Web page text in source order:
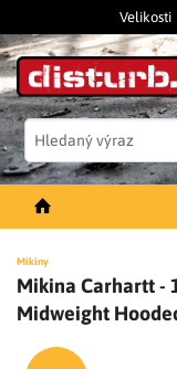
Velikosti
PÁNSKÉ OBLEČENÍ
Mikiny
Mikina Carhartt -
Midweight